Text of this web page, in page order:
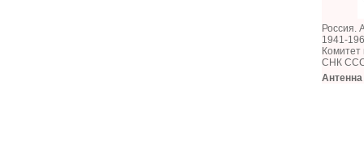
Россия.
1941-
Комитет
СНК
Антенна